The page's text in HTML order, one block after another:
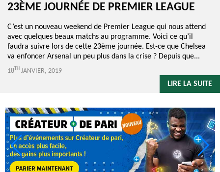
23ÈME JOURNÉE DE PREMIER LEAGUE
C’est un nouveau weekend de Premier League qui nous attend
avec quelques beaux matchs au programme. Voici ce qu’il
faudra suivre lors de cette 23ème journée. Est-ce que Chelsea
va enfoncer Arsenal un peu plus dans la crise ? Depuis que...
18TH JANVIER, 2019
LIRE LA SUITE